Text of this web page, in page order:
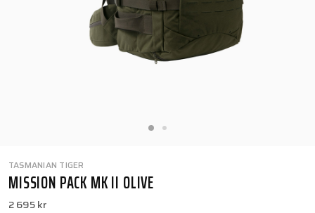
TASMANIAN TIGER
MISSION PACK MK II OLIVE
2 695 kr